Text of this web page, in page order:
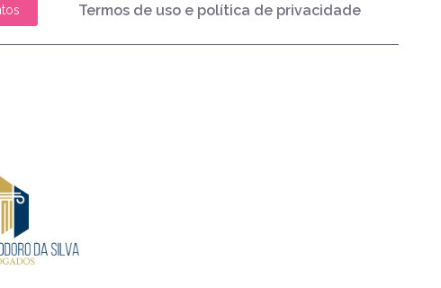
Termos de uso e política de privacidade